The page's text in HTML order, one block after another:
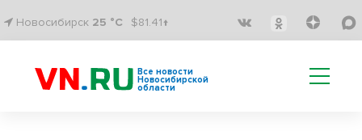
Новосибирск 25 °C $81.41↑
Все новости
Новосибирской
области